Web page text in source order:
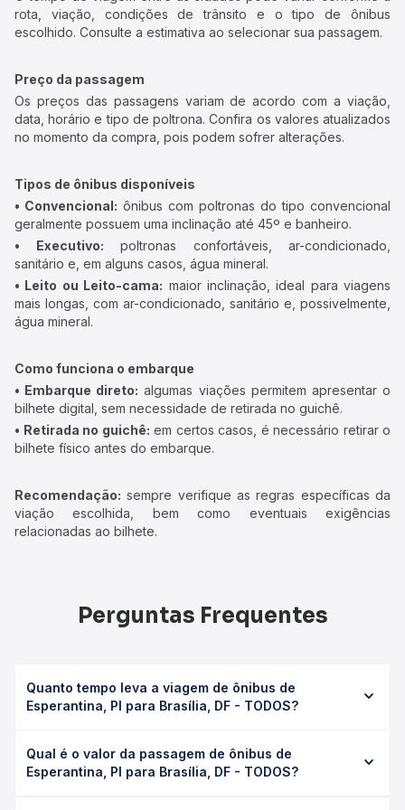
rota, viação, condições de trânsito e o tipo de ônibus
escolhido. Consulte a estimativa ao selecionar sua passagem.
Preço da passagem
Os preços das passagens variam de acordo com a viação,
data, horário e tipo de poltrona. Confira os valores atualizados
no momento da compra, pois podem sofrer alterações.
Tipos de ônibus disponíveis
• Convencional: ônibus com poltronas do tipo convencional
geralmente possuem uma inclinação até 45º e banheiro.
• Executivo: poltronas confortáveis, ar-condicionado,
sanitário e, em alguns casos, água mineral.
• Leito ou Leito-cama: maior inclinação, ideal para viagens
mais longas, com ar-condicionado, sanitário e, possivelmente,
água mineral.
Como funciona o embarque
• Embarque direto: algumas viações permitem apresentar o
bilhete digital, sem necessidade de retirada no guichê.
• Retirada no guichê: em certos casos, é necessário retirar o
bilhete físico antes do embarque.
Recomendação: sempre verifique as regras específicas da
viação escolhida, bem como eventuais exigências
relacionadas ao bilhete.
Perguntas Frequentes
Quanto tempo leva a viagem de ônibus de
Esperantina, PI para Brasília, DF - TODOS?
TODOS leva em média 33h 52min, podendo variar
conforme a viação, o tipo de serviço (convencional,
Qual é o valor da passagem de ônibus de
Esperantina, PI para Brasília, DF - TODOS?